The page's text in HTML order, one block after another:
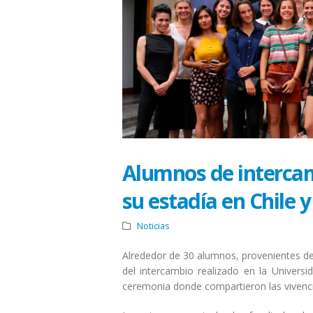
Alumnos de
su estadía en Chile
Noticias
Alrededor de 30 alumnos, provenientes
del intercambio realizado en la
ceremonia donde compartieron las